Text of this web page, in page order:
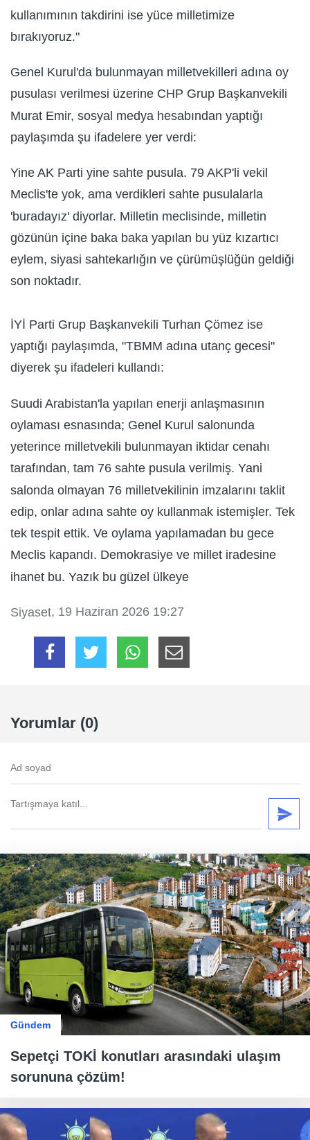
kullanımının takdirini ise yüce milletimize
bırakıyoruz."
Genel Kurul'da bulunmayan milletvekilleri adına oy
pusulası verilmesi üzerine CHP Grup Başkanvekili
Murat Emir, sosyal medya hesabından yaptığı
paylaşımda şu ifadelere yer verdi:
Yine AK Parti yine sahte pusula. 79 AKP'li vekil
Meclis'te yok, ama verdikleri sahte pusulalarla
'buradayız' diyorlar. Milletin meclisinde, milletin
gözünün içine baka baka yapılan bu yüz kızartıcı
eylem, siyasi sahtekarlığın ve çürümüşlüğün geldiği
son noktadır.
İYİ Parti Grup Başkanvekili Turhan Çömez ise
yaptığı paylaşımda, "TBMM adına utanç gecesi"
diyerek şu ifadeleri kullandı:
Suudi Arabistan'la yapılan enerji anlaşmasının
oylaması esnasında; Genel Kurul salonunda
yeterince milletvekili bulunmayan iktidar cenahı
tarafından, tam 76 sahte pusula verilmiş. Yani
salonda olmayan 76 milletvekilinin imzalarını taklit
edip, onlar adına sahte oy kullanmak istemişler. Tek
tek tespit ettik. Ve oylama yapılamadan bu gece
Meclis kapandı. Demokrasiye ve millet iradesine
ihanet bu. Yazık bu güzel ülkeye
Siyaset, 19 Haziran 2026 19:27
Yorumlar (0)
Gündem
Sepetçi TOKİ konutları arasındaki ulaşım
sorununa çözüm!